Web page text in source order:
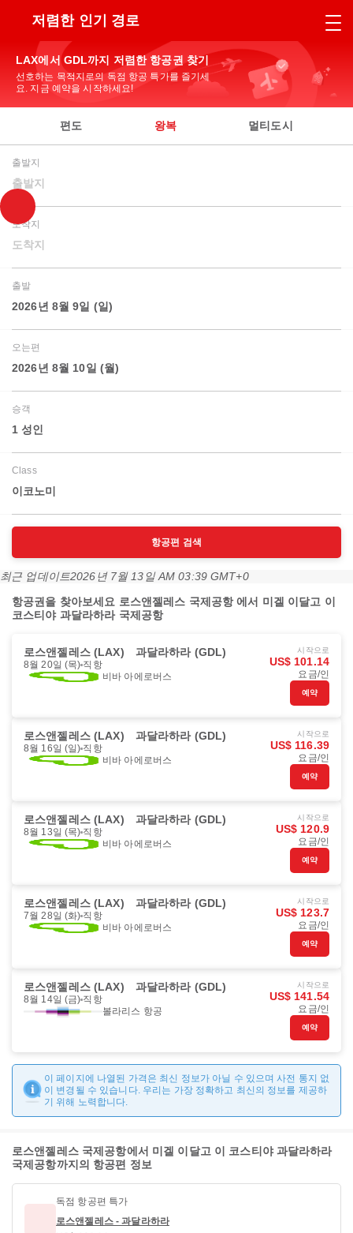
저렴한 인기 경로
LAX에서 GDL까지 저렴한 항공권 찾기
선호하는 목적지로의 독점 항공 특가를 즐기세
요. 지금 예약을 시작하세요!
편도 왕복 멀티도시
출발지
출발지
도착지
도착지
출발
2026년 8월 9일 (일)
오는편
2026년 8월 10일 (월)
승객
1 성인
Class
이코노미
항공편 검색
최근 업데이트2026년 7월 13일 AM 03:39 GMT+0
항공권을 찾아보세요 로스앤젤레스 국제공항 에서 미겔 이달고 이
코스티야 과달라하라 국제공항
로스앤젤레스 (LAX) 과달라하라 (GDL)
8월 20일 (목) 직항
비바 아에로버스
시작으로
US$ 101.14
요금/인
예약
로스앤젤레스 (LAX) 과달라하라 (GDL)
8월 16일 (일) 직항
비바 아에로버스
시작으로
US$ 116.39
요금/인
예약
로스앤젤레스 (LAX) 과달라하라 (GDL)
8월 13일 (목) 직항
비바 아에로버스
시작으로
US$ 120.9
요금/인
예약
로스앤젤레스 (LAX) 과달라하라 (GDL)
7월 28일 (화) 직항
비바 아에로버스
시작으로
US$ 123.7
요금/인
예약
로스앤젤레스 (LAX) 과달라하라 (GDL)
8월 14일 (금) 직항
볼라리스 항공
시작으로
US$ 141.54
요금/인
예약
이 페이지에 나열된 가격은 최신 정보가 아닐 수 있으며 사전 통지 없
이 변경될 수 있습니다. 우리는 가장 정확하고 최신의 정보를 제공하
기 위해 노력합니다.
로스앤젤레스 국제공항에서 미겔 이달고 이 코스티야 과달라하라
국제공항까지의 항공편 정보
독점 항공편 특가
로스앤젤레스 - 과달라하라